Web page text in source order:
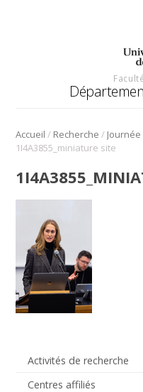
Accueil / Recherche /
1I4A3855_miniature site
Activités de recherche
Centres affiliés